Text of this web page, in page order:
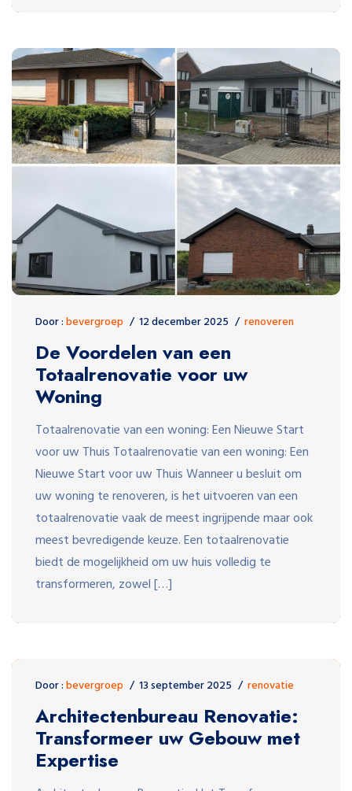
Door :bevergroep 12 december 2025 renoveren
De Voordelen van een
Totaalrenovatie voor uw
Woning
Totaalrenovatie van een woning: Een Nieuwe Start
voor uw Thuis Totaalrenovatie van een woning: Een
Nieuwe Start voor uw Thuis Wanneer u besluit om
uw woning te renoveren, is het uitvoeren van een
totaalrenovatie vaak de meest ingrijpende maar ook
meest bevredigende keuze. Een totaalrenovatie
biedt de mogelijkheid om uw huis volledig te
transformeren, zowel […]
Door :bevergroep 13 september 2025 renovatie
Architectenbureau Renovatie:
Transformeer uw Gebouw met
Expertise